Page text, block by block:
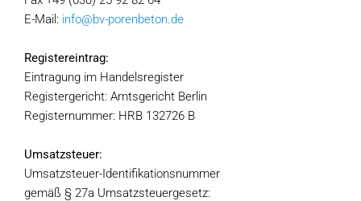
E-Mail: info@bv-porenbeton.de
Registereintrag:
Eintragung im Handelsregister
Registergericht: Amtsgericht Berlin
Registernummer: HRB 132726 B
Umsatzsteuer:
Umsatzsteuer-Identifikationsnummer
gemäß § 27a Umsatzsteuergesetz: